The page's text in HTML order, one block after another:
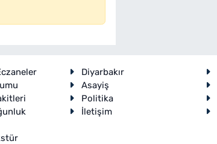
Diyarbakır
Asayiş
Politika
İletişim